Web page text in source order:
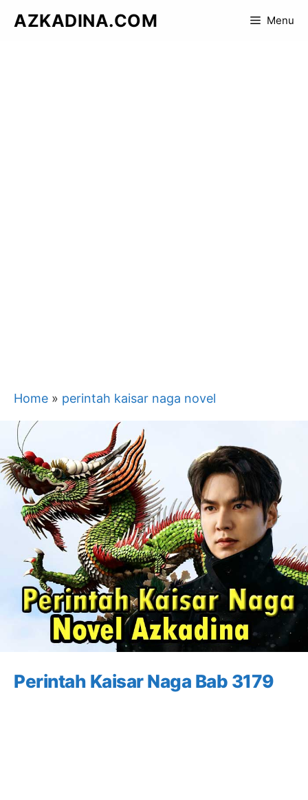
AZKADINA.COM Menu
Home » perintah kaisar naga novel
Perintah Kaisar Naga Bab 3179